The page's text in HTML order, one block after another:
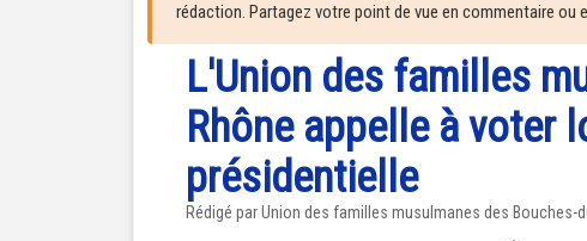
rédaction. Partagez votre point de vue en commentaire ou
L'Union des familles
Rhône appelle à voter
présidentielle
Rédigé par Union des familles musulmanes des Bouches-